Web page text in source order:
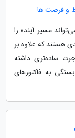
و فرصت ها
مسیر آینده را
هستند که علاوه بر
ساده‌تری داشته
به فاکتورهای